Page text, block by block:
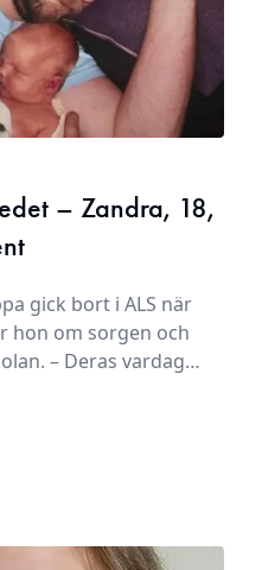
– Zandra, 18,
gick bort i ALS när
hon om sorgen och
jag försökte hålla mig